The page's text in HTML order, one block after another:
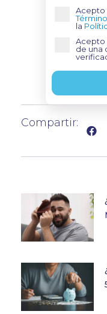
la
Acepto
de una
Compartir: